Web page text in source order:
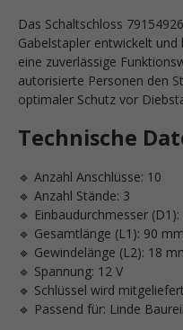
Das Schaltschloss
Gabelstapler entwickelt
eine zuverlässige
autorisierte Personen den
optimaler Schutz vor
Technische
🔹 Anzahl Anschlüsse: 10
🔹 Anzahl Stände: 3
🔹 Einbaudurchmesser
🔹 Gesamtlänge (L1): 90 mm
🔹 Gewindelänge (L2): 18
🔹 Spannung: 12 V
🔹 Schlüssel wird
🔹 Passend für: Linde